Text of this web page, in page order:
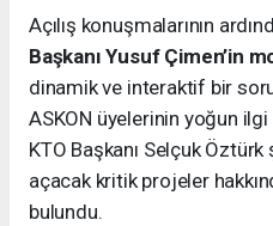
Açılış konuşmalarının
Başkanı Yusuf Çimen’in
dinamik ve interaktif bir
ASKON üyelerinin yoğun
KTO Başkanı Selçuk
açacak kritik projeler
bulundu.